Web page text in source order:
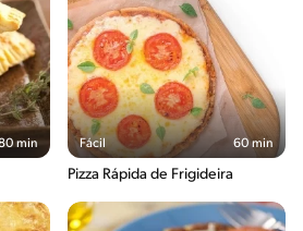
min Fácil 60 min
Pizza Rápida de Frigideira